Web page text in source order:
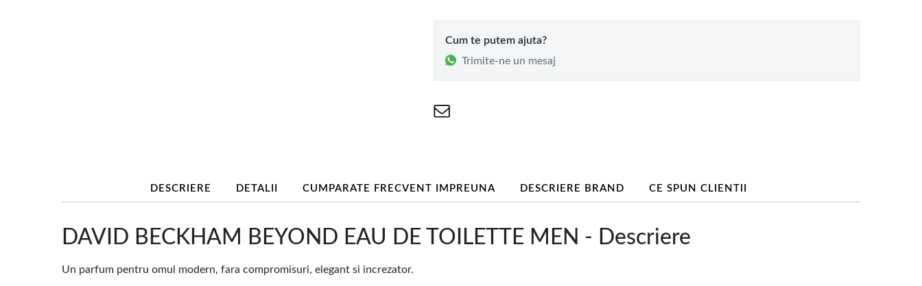
Cum te putem ajuta?
Trimite-ne un mesaj
DESCRIERE DETALII CUMPARATE FRECVENT IMPREUNA DESCRIERE BRAND CE SPUN CLIENTII
DAVID BECKHAM BEYOND EAU DE TOILETTE MEN - Descriere
Un parfum pentru omul modern, fara compromisuri, elegant si increzator.